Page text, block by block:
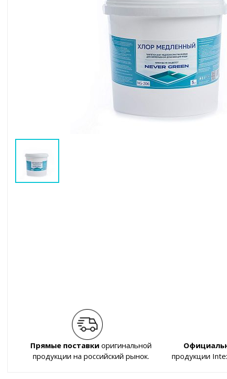
Прямые поставкиоригинальной
продукции на российский рынок.
продукции